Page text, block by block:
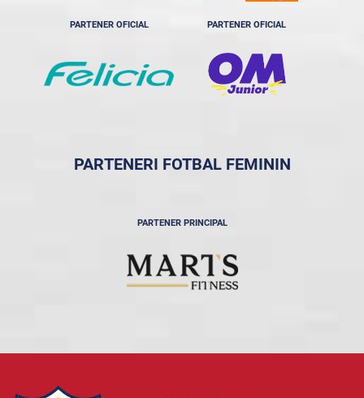
PARTENER OFICIAL PARTENER OFICIAL
PARTENERI FOTBAL FEMININ
PARTENER PRINCIPAL